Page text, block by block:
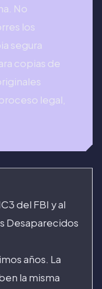
No
los
segura
copias de
legal,
del FBI y al
Desaparecidos
años. La
la misma